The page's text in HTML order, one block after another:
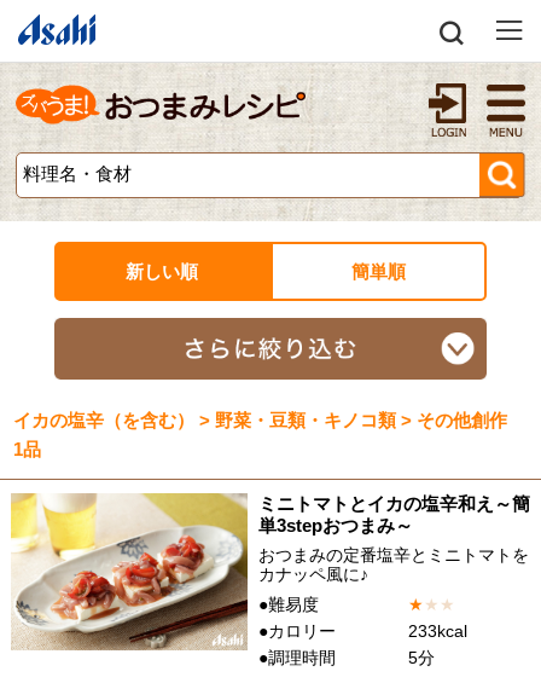
新しい順 簡単順
イカの塩辛（を含む） > 野菜・豆類・キノコ類 > その他創作
1品
ミニトマトとイカの塩辛和え～簡
単3stepおつまみ～
おつまみの定番塩辛とミニトマトを
カナッペ風に♪
●難易度
★★ ★
●カロリー
233kcal
●調理時間
5分